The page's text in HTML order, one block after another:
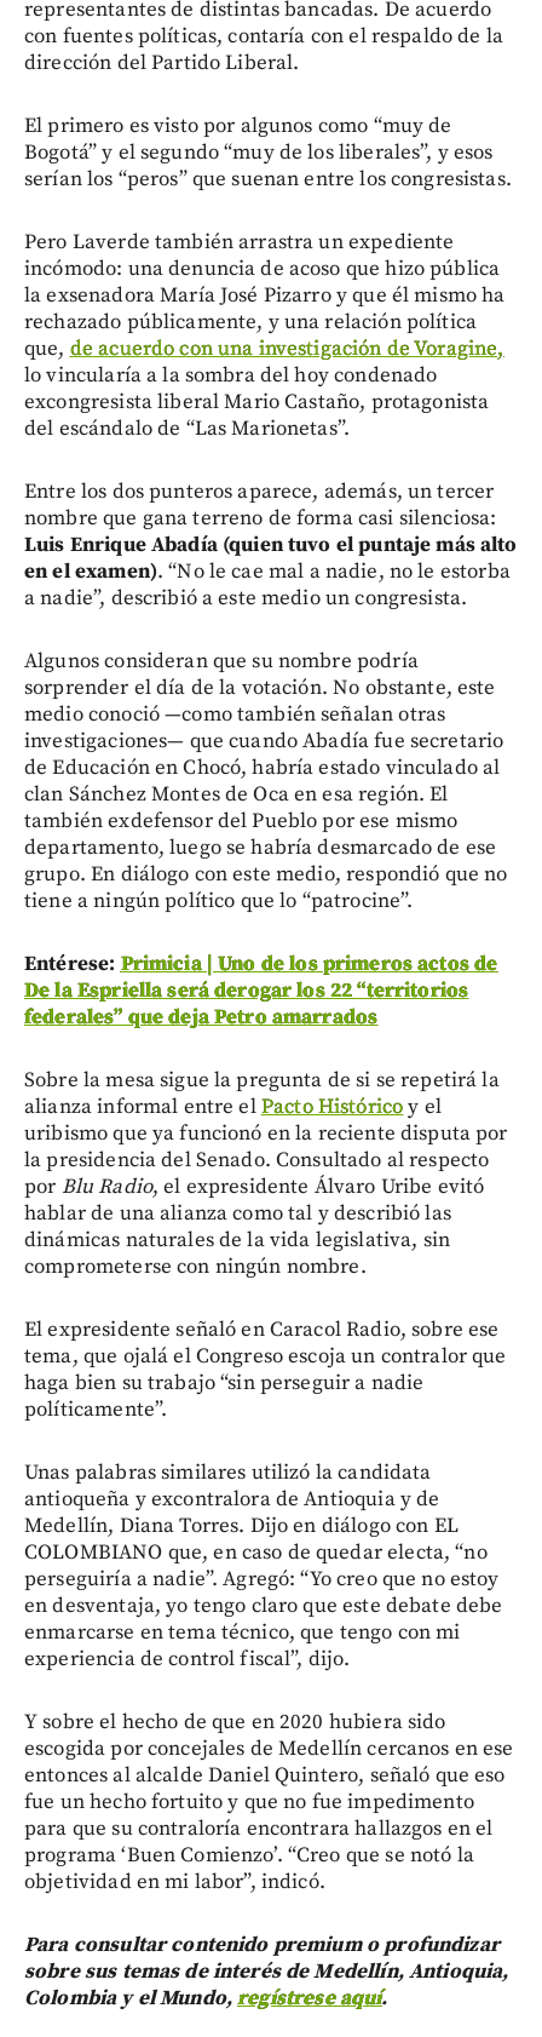
representantes de distintas bancadas. De acuerdo
con fuentes políticas, contaría con el respaldo de la
dirección del Partido Liberal.
El primero es visto por algunos como “muy de
Bogotá” y el segundo “muy de los liberales”, y esos
serían los “peros” que suenan entre los congresistas.
Pero Laverde también arrastra un expediente
incómodo: una denuncia de acoso que hizo pública
la exsenadora María José Pizarro y que él mismo ha
rechazado públicamente, y una relación política
que, de acuerdo con una investigación de Voragine,
lo vincularía a la sombra del hoy condenado
excongresista liberal Mario Castaño, protagonista
del escándalo de “Las Marionetas”.
Entre los dos punteros aparece, además, un tercer
nombre que gana terreno de forma casi silenciosa:
Luis Enrique Abadía (quien tuvo el puntaje más alto
en el examen). “No le cae mal a nadie, no le estorba
a nadie”, describió a este medio un congresista.
Algunos consideran que su nombre podría
sorprender el día de la votación. No obstante, este
medio conoció —como también señalan otras
investigaciones— que cuando Abadía fue secretario
de Educación en Chocó, habría estado vinculado al
clan Sánchez Montes de Oca en esa región. El
también exdefensor del Pueblo por ese mismo
departamento, luego se habría desmarcado de ese
grupo. En diálogo con este medio, respondió que no
tiene a ningún político que lo “patrocine”.
Entérese: Primicia | Uno de los primeros actos de
De la Espriella será derogar los 22 “territorios
federales” que deja Petro amarrados
Sobre la mesa sigue la pregunta de si se repetirá la
alianza informal entre elPacto Históricoy el
uribismo que ya funcionó en la reciente disputa por
la presidencia del Senado. Consultado al respecto
por Blu Radio, el expresidente Álvaro Uribe evitó
hablar de una alianza como tal y describió las
dinámicas naturales de la vida legislativa, sin
comprometerse con ningún nombre.
El expresidente señaló en Caracol Radio, sobre ese
tema, que ojalá el Congreso escoja un contralor que
haga bien su trabajo “sin perseguir a nadie
políticamente”.
Unas palabras similares utilizó la candidata
antioqueña y excontralora de Antioquia y de
Medellín, Diana Torres. Dijo en diálogo con EL
COLOMBIANO que, en caso de quedar electa, “no
perseguiría a nadie”. Agregó: “Yo creo que no estoy
en desventaja, yo tengo claro que este debate debe
enmarcarse en tema técnico, que tengo con mi
experiencia de control fiscal”, dijo.
Y sobre el hecho de que en 2020 hubiera sido
escogida por concejales de Medellín cercanos en ese
entonces al alcalde Daniel Quintero, señaló que eso
fue un hecho fortuito y que no fue impedimento
para que su contraloría encontrara hallazgos en el
programa ‘Buen Comienzo’. “Creo que se notó la
objetividad en mi labor”, indicó.
Para consultar contenido premium o profundizar
sobre sus temas de interés de Medellín, Antioquia,
Colombia y el Mundo,regístrese aquí.